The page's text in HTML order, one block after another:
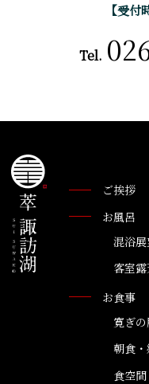
【受
Tel.
ご挨拶
お風呂
混浴
客室
お食事
寛ぎ
朝食
食空間